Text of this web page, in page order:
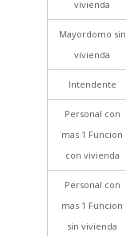
vivienda
Mayordomo sin
vivienda
Intendente
Personal con
mas 1 Funcion
con vivienda
Personal con
mas 1 Funcion
sin vivienda